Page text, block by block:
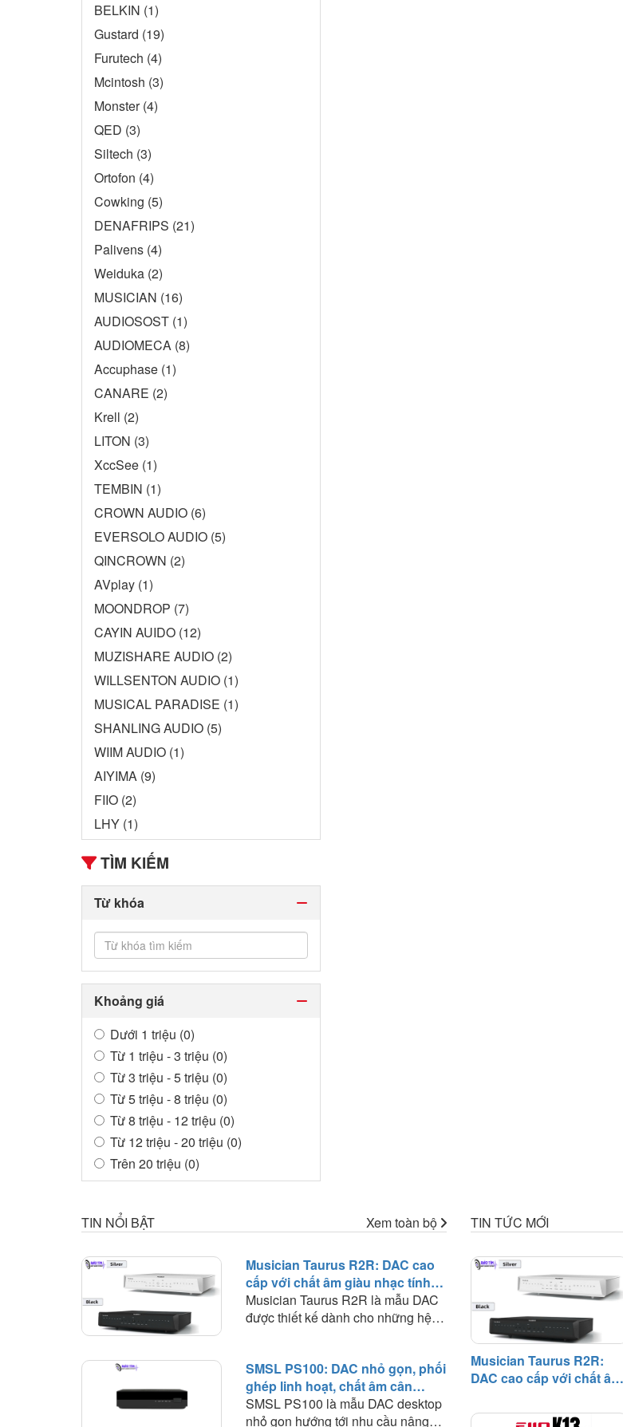
BELKIN (1)
Gustard (19)
Furutech (4)
Mcintosh (3)
Monster (4)
QED (3)
Siltech (3)
Ortofon (4)
Cowking (5)
DENAFRIPS (21)
Palivens (4)
Weiduka (2)
MUSICIAN (16)
AUDIOSOST (1)
AUDIOMECA (8)
Accuphase (1)
CANARE (2)
Krell (2)
LITON (3)
XccSee (1)
TEMBIN (1)
CROWN AUDIO (6)
EVERSOLO AUDIO (5)
QINCROWN (2)
AVplay (1)
MOONDROP (7)
CAYIN AUIDO (12)
MUZISHARE AUDIO (2)
WILLSENTON AUDIO (1)
MUSICAL PARADISE (1)
SHANLING AUDIO (5)
WIIM AUDIO (1)
AIYIMA (9)
FIIO (2)
LHY (1)
TÌM KIẾM
Từ khóa
Khoảng giá
Dưới 1 triệu (0)
Từ 1 triệu - 3 triệu (0)
Từ 3 triệu - 5 triệu (0)
Từ 5 triệu - 8 triệu (0)
Từ 8 triệu - 12 triệu (0)
Từ 12 triệu - 20 triệu (0)
Trên 20 triệu (0)
TIN NỔI BẬT Xem toàn bộ
Musician Taurus R2R: DAC cao
cấp với chất âm giàu nhạc tính
và khả năng phối ghép rộng
Musician Taurus R2R là mẫu DAC
được thiết kế dành cho những hệ
được tách thành từng thiết bị riêng
biệt. Không tích hợp streamer hay
headphone amplifier, Taurus tập
trung toàn bộ thiết kế vào nhiệm vụ
SMSL PS100: DAC nhỏ gọn, phối
ghép linh hoạt, chất âm cân
bằng trong hệ thống phổ thông
SMSL PS100 là mẫu DAC desktop
nhỏ gọn hướng tới nhu cầu nâng
TIN TỨC MỚI
Musician Taurus R2R:
DAC cao cấp với chất âm
năng phối ghép rộng